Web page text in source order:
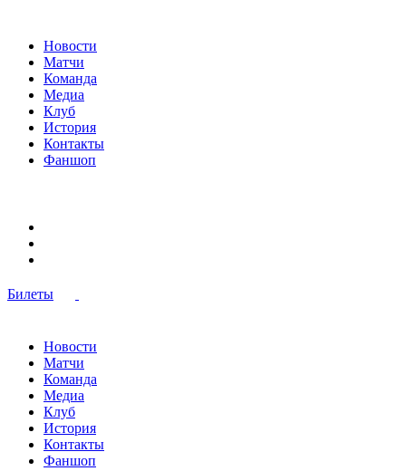
Новости
Матчи
Команда
Медиа
Клуб
История
Контакты
Фаншоп
Билеты
Новости
Матчи
Команда
Медиа
Клуб
История
Контакты
Фаншоп